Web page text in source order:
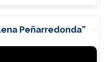
Peñarredonda”